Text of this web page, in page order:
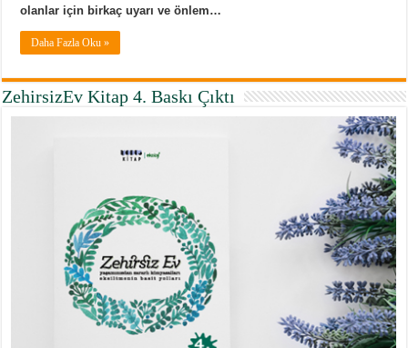
olanlar için birkaç uyarı ve önlem…
Daha Fazla Oku »
ZehirsizEv Kitap 4. Baskı Çıktı